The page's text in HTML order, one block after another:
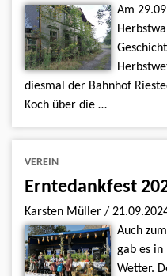
Am
diesmal der Bahnhof
Koch über die …
VEREIN
Erntedankfest
Karsten Müller /
Auch
gab es
Wetter.